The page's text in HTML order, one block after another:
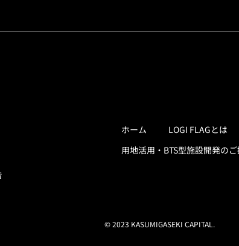
ホーム LOGI FLAGとは
用地活用・BTS型施設開発の
© 2023 KASUMIGASEKI CAPITAL.